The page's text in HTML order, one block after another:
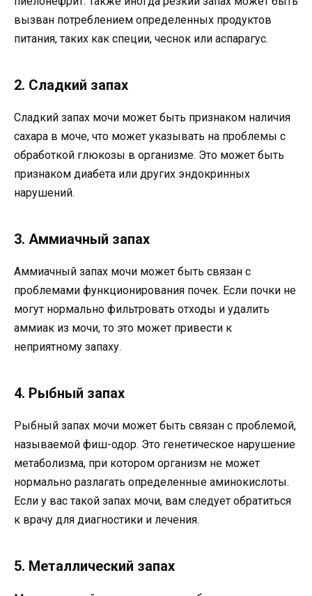
вызван потреблением определенных продуктов
питания, таких как специи, чеснок или аспарагус.
2. Сладкий запах
Сладкий запах мочи может быть признаком наличия
сахара в моче, что может указывать на проблемы с
обработкой глюкозы в организме. Это может быть
признаком диабета или других эндокринных
нарушений.
3. Аммиачный запах
Аммиачный запах мочи может быть связан с
проблемами функционирования почек. Если почки не
могут нормально фильтровать отходы и удалить
аммиак из мочи, то это может привести к
неприятному запаху.
4. Рыбный запах
Рыбный запах мочи может быть связан с проблемой,
называемой фиш-одор. Это генетическое нарушение
метаболизма, при котором организм не может
нормально разлагать определенные аминокислоты.
Если у вас такой запах мочи, вам следует обратиться
к врачу для диагностики и лечения.
5. Металлический запах